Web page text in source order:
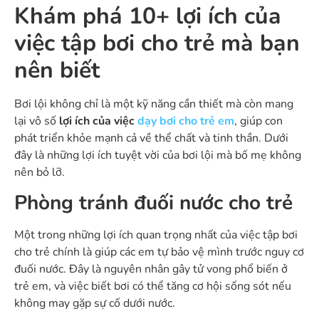
Khám phá 10+ lợi ích của
việc tập bơi cho trẻ mà bạn
nên biết
Bơi lội không chỉ là một kỹ năng cần thiết mà còn mang
lại vô số lợi ích của việcdạy bơi cho trẻ em, giúp con
phát triển khỏe mạnh cả về thể chất và tinh thần. Dưới
đây là những lợi ích tuyệt vời của bơi lội mà bố mẹ không
nên bỏ lỡ.
Phòng tránh đuối nước cho trẻ
Một trong những lợi ích quan trọng nhất của việc tập bơi
cho trẻ chính là giúp các em tự bảo vệ mình trước nguy cơ
đuối nước. Đây là nguyên nhân gây tử vong phổ biến ở
trẻ em, và việc biết bơi có thể tăng cơ hội sống sót nếu
không may gặp sự cố dưới nước.